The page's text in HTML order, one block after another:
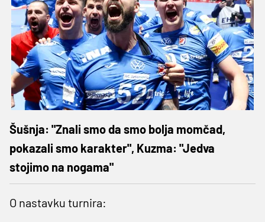
Šušnja: "Znali smo da smo bolja momčad,
pokazali smo karakter", Kuzma: "Jedva
stojimo na nogama"
O nastavku turnira: